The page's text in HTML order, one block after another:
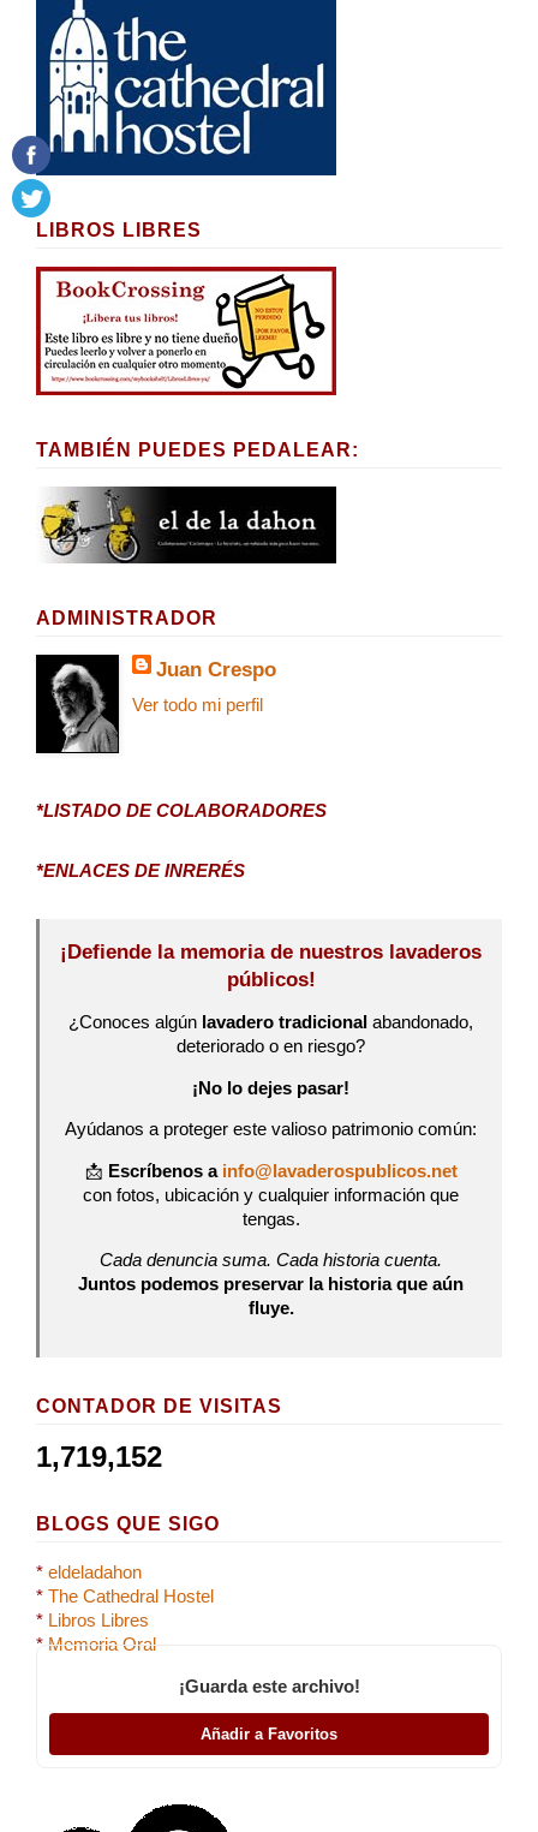
LIBROS LIBRES
TAMBIÉN PUEDES PEDALEAR:
ADMINISTRADOR
Juan Crespo
Ver todo mi perfil
*LISTADO DE COLABORADORES
*ENLACES DE INRERÉS
¡Defiende la memoria de nuestros lavaderos
públicos!
¿Conoces algún lavadero tradicional abandonado,
deteriorado o en riesgo?
¡No lo dejes pasar!
Ayúdanos a proteger este valioso patrimonio común:
📩 Escríbenos a info@lavaderospublicos.net
con fotos, ubicación y cualquier información que
tengas.
Cada denuncia suma. Cada historia cuenta.
Juntos podemos preservar la historia que aún
fluye.
CONTADOR DE VISITAS
1,719,152
BLOGS QUE SIGO
* eldeladahon
* The Cathedral Hostel
* Libros Libres
* Memoria Oral
¡Guarda este archivo!
Añadir a Favoritos